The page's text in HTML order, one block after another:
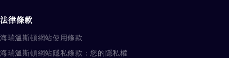
法律條款
海瑞溫斯頓網站使用條款
海瑞溫斯頓網站隱私條款：您的隱私權